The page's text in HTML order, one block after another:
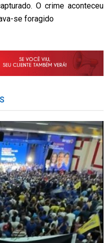
O crime aconteceu
se foragido